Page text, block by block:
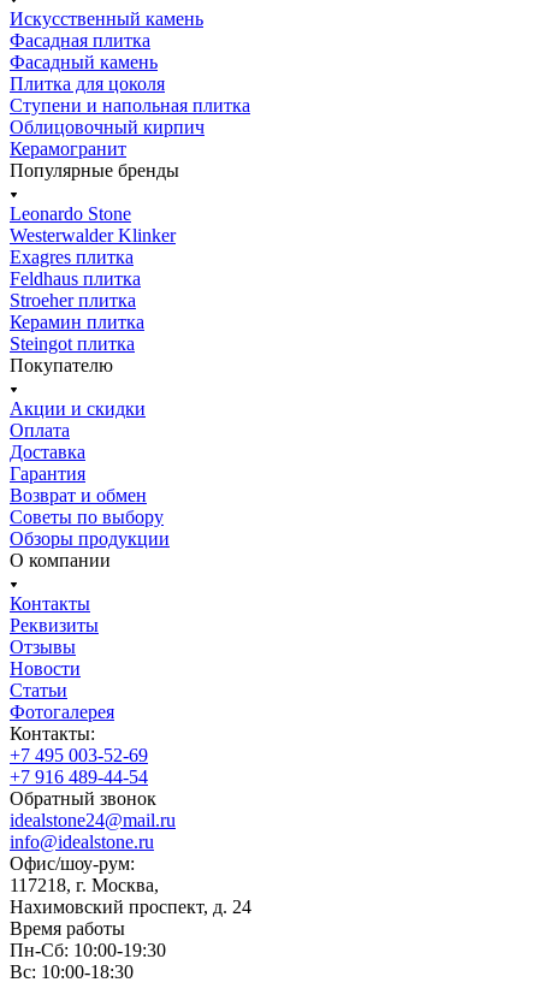
Искусственный камень
Фасадная плитка
Фасадный камень
Плитка для цоколя
Ступени и напольная плитка
Облицовочный кирпич
Керамогранит
Популярные бренды
Leonardo Stone
Westerwalder Klinker
Exagres плитка
Feldhaus плитка
Stroeher плитка
Керамин плитка
Steingot плитка
Покупателю
Акции и скидки
Оплата
Доставка
Гарантия
Возврат и обмен
Советы по выбору
Обзоры продукции
О компании
Контакты
Реквизиты
Отзывы
Новости
Статьи
Фотогалерея
Контакты:
+7 495 003-52-69
+7 916 489-44-54
Обратный звонок
idealstone24@mail.ru
info@idealstone.ru
Офис/шоу-рум:
117218, г. Москва,
Нахимовский проспект, д. 24
Время работы
Пн-Сб: 10:00-19:30
Вс: 10:00-18:30